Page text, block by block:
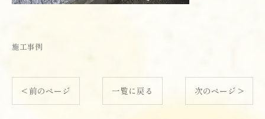
施工事例
< 前のページ 一覧に戻る 次のページ >